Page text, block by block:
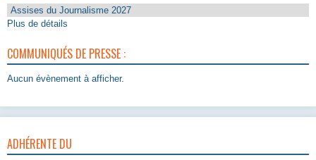
Assises du Journalisme 2027
Plus de détails
COMMUNIQUÉS DE PRESSE :
Aucun évènement à afficher.
ADHÉRENTE DU